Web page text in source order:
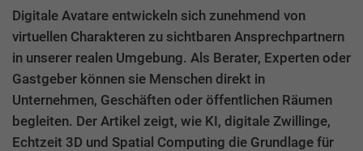
Digitale Avatare entwickeln sich zunehmend von
virtuellen Charakteren zu sichtbaren Ansprechpartnern
in unserer realen Umgebung. Als Berater, Experten oder
Gastgeber können sie Menschen direkt in
Unternehmen, Geschäften oder öffentlichen Räumen
begleiten. Der Artikel zeigt, wie KI, digitale Zwillinge,
Echtzeit 3D und Spatial Computing die Grundlage für